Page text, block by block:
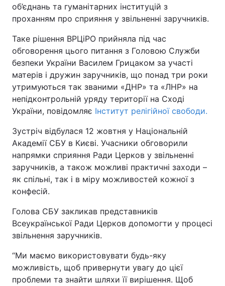
Дніпро Харків
Спорт Наука
Техно і зв'язок Лайт
Зброя Інциденти
Здоров'я Туризм
Цікавинки Погода
Відео з Youtube
Інтерв'ю Думки
Контакти
об’єднань та гуманітарних інституцій з
проханням про сприяння у звільненні заручників.
Таке рішення ВРЦіРО прийняла під час
обговорення цього питання з Головою Служби
безпеки України Василем Грицаком за участі
матерів і дружин заручників, що понад три роки
утримуються так званими «ДНР» та «ЛНР» на
непідконтрольній уряду території на Сході
України, повідомляє Інститут релігійної свободи.
Зустріч відбулася 12 жовтня у Національній
Академії СБУ в Києві. Учасники обговорили
напрямки сприяння Ради Церков у звільненні
заручників, а також можливі практичні заходи –
як спільні, так і в міру можливостей кожної з
конфесій.
Голова СБУ закликав представників
Всеукраїнської Ради Церков допомогти у процесі
звільнення заручників.
“Ми маємо використовувати будь-яку
можливість, щоб привернути увагу до цієї
проблеми та знайти шляхи її вирішення. Щоб